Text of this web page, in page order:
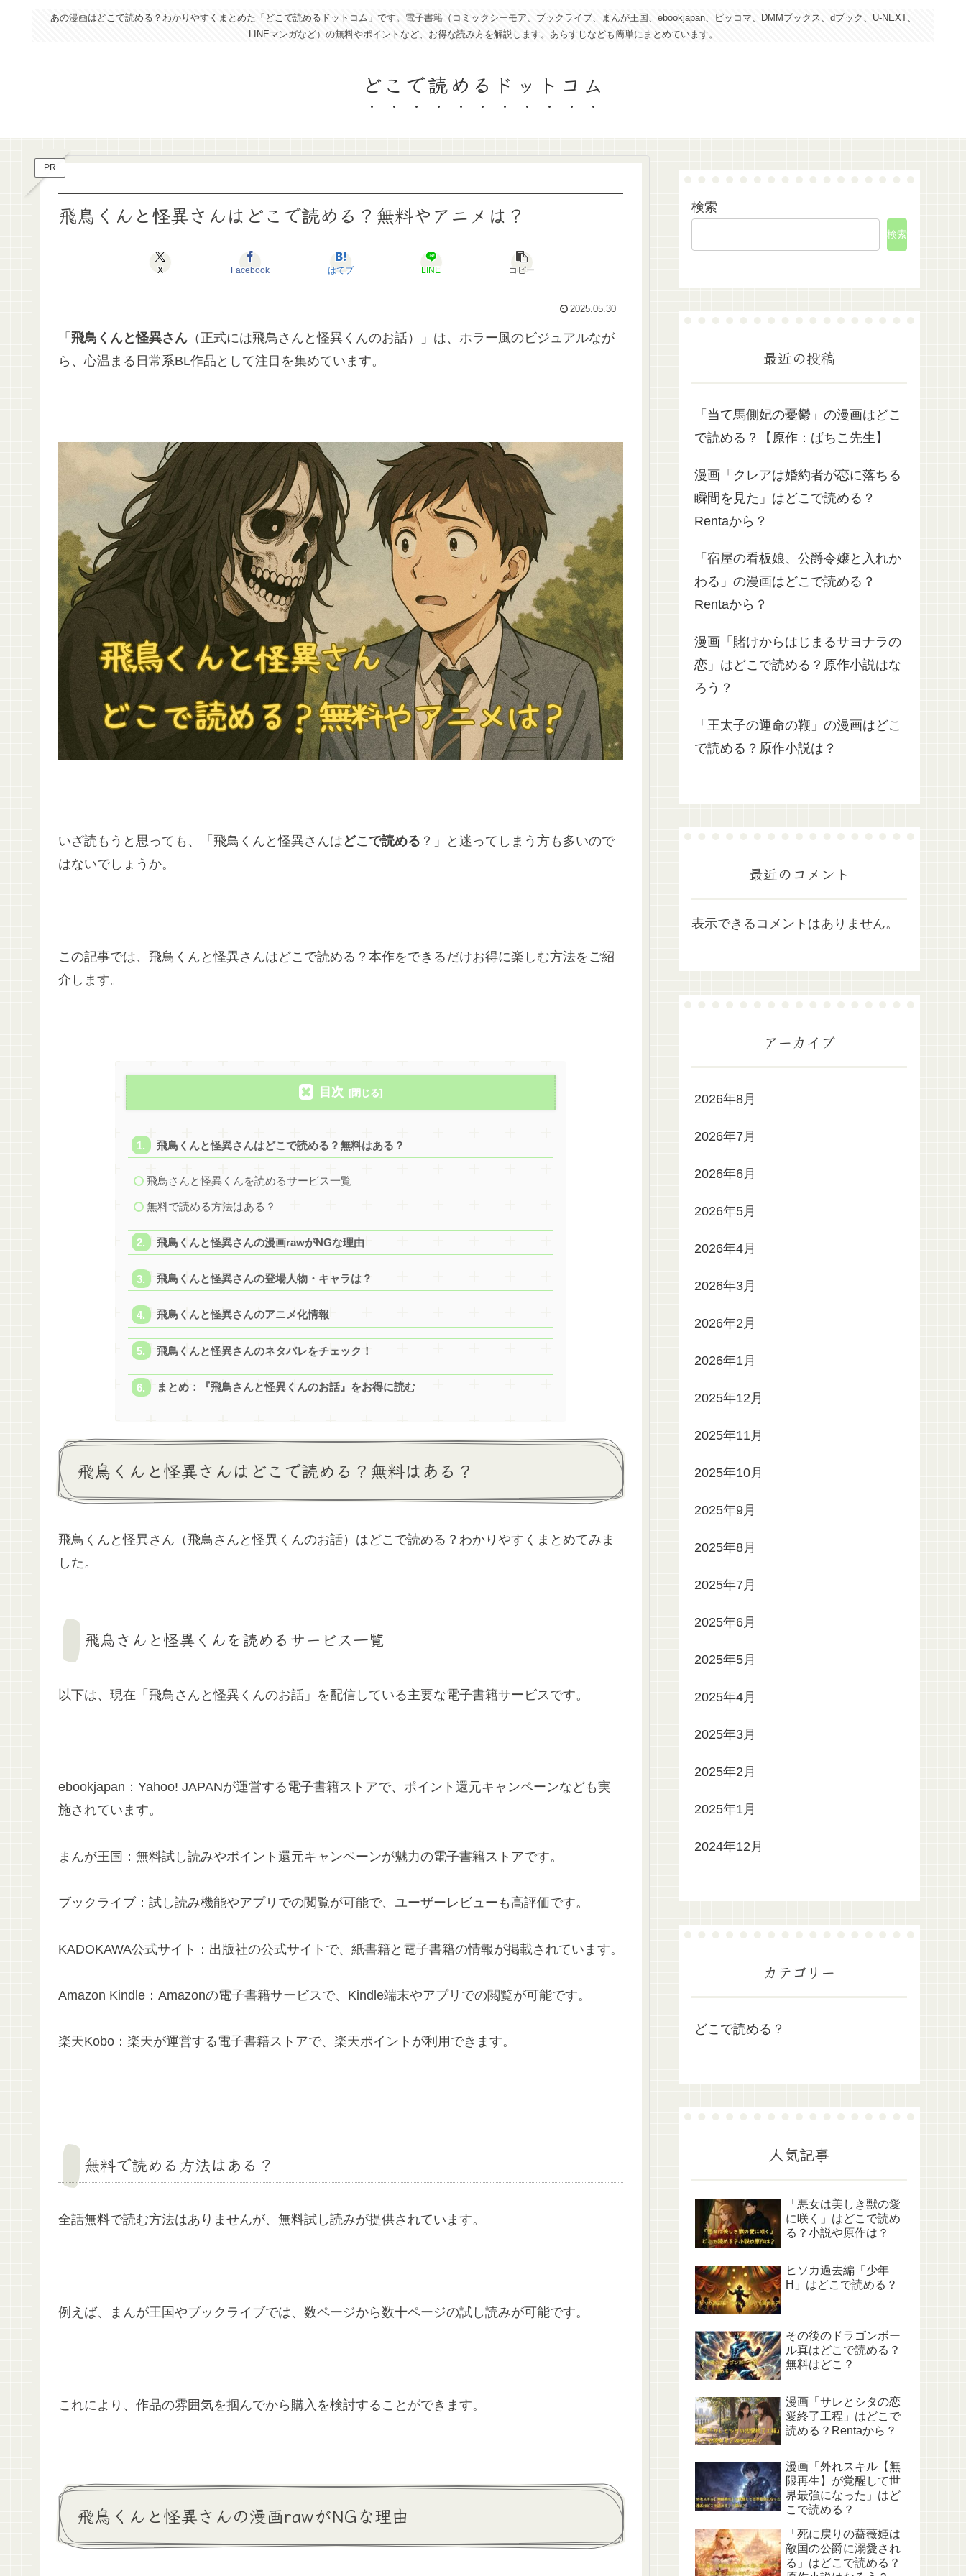
あの漫画はどこで読める？わかりやすくまとめた「どこで読めるドットコム」です。電子書籍（コミックシーモア、ブックライブ、まんが王国、ebookjapan、ピッコマ、DMMブックス、dブック、U-NEXT、
LINEマンガなど）の無料やポイントなど、お得な読み方を解説します。あらすじなども簡単にまとめています。
どこで読めるドットコム
PR
飛鳥くんと怪異さんはどこで読める？無料やアニメは？
X Facebook はてブ LINE コピー
2025.05.30
「 飛鳥くんと怪異さん （正式には飛鳥さんと怪異くんのお話）」は、ホラー風のビジュアルなが
ら、心温まる日常系BL作品として注目を集めています。
いざ読もうと思っても、「飛鳥くんと怪異さんは どこで読める ？」と迷ってしまう方も多いので
はないでしょうか。
この記事では、飛鳥くんと怪異さんはどこで読める？本作をできるだけお得に楽しむ方法をご紹
介します。
目次
飛鳥くんと怪異さんはどこで読める？無料はある？
飛鳥さんと怪異くんを読めるサービス一覧
無料で読める方法はある？
飛鳥くんと怪異さんの漫画rawがNGな理由
飛鳥くんと怪異さんの登場人物・キャラは？
飛鳥くんと怪異さんのアニメ化情報
飛鳥くんと怪異さんのネタバレをチェック！
まとめ：『飛鳥さんと怪異くんのお話』をお得に読む
飛鳥くんと怪異さんはどこで読める？無料はある？
飛鳥くんと怪異さん（飛鳥さんと怪異くんのお話）はどこで読める？わかりやすくまとめてみま
した。
飛鳥さんと怪異くんを読めるサービス一覧
以下は、現在「飛鳥さんと怪異くんのお話」を配信している主要な電子書籍サービスです。
ebookjapan：Yahoo! JAPANが運営する電子書籍ストアで、ポイント還元キャンペーンなども実
施されています。
まんが王国：無料試し読みやポイント還元キャンペーンが魅力の電子書籍ストアです。
ブックライブ：試し読み機能やアプリでの閲覧が可能で、ユーザーレビューも高評価です。
KADOKAWA公式サイト：出版社の公式サイトで、紙書籍と電子書籍の情報が掲載されています。
Amazon Kindle：Amazonの電子書籍サービスで、Kindle端末やアプリでの閲覧が可能です。
楽天Kobo：楽天が運営する電子書籍ストアで、楽天ポイントが利用できます。
無料で読める方法はある？
全話無料で読む方法はありませんが、無料試し読みが提供されています。
例えば、まんが王国やブックライブでは、数ページから数十ページの試し読みが可能です。
これにより、作品の雰囲気を掴んでから購入を検討することができます。
飛鳥くんと怪異さんの漫画rawがNGな理由
検索
検索
最近の投稿
「当て馬側妃の憂鬱」の漫画はどこ
で読める？【原作：ばちこ先生】
漫画「クレアは婚約者が恋に落ちる
瞬間を見た」はどこで読める？
Rentaから？
「宿屋の看板娘、公爵令嬢と入れか
わる」の漫画はどこで読める？
Rentaから？
漫画「賭けからはじまるサヨナラの
恋」はどこで読める？原作小説はな
ろう？
「王太子の運命の鞭」の漫画はどこ
で読める？原作小説は？
最近のコメント
表示できるコメントはありません。
アーカイブ
2026年8月
2026年7月
2026年6月
2026年5月
2026年4月
2026年3月
2026年2月
2026年1月
2025年12月
2025年11月
2025年10月
2025年9月
2025年8月
2025年7月
2025年6月
2025年5月
2025年4月
2025年3月
2025年2月
2025年1月
2024年12月
カテゴリー
どこで読める？
人気記事
「悪女は美しき獣の愛
に咲く」はどこで読め
る？小説や原作は？
ヒソカ過去編「少年
H」はどこで読める？
その後のドラゴンボー
ル真はどこで読める？
無料はどこ？
漫画「サレとシタの恋
愛終了工程」はどこで
読める？Rentaから？
漫画「外れスキル【無
限再生】が覚醒して世
界最強になった」はど
こで読める？
「死に戻りの薔薇姫は
敵国の公爵に溺愛され
る」はどこで読める？